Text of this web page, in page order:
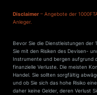
Disclaimer – Angebote der
Anleger.
Bevor Sie die Dienstleistungen der
Sie mit den Risiken des Devisen-
Instrumente und bergen aufgrund
finanzielle Verluste. Die meisten
Handel. Sie sollten sorgfältig
und ob Sie sich das hohe Risiko
daher keine Gelder, deren Verlust